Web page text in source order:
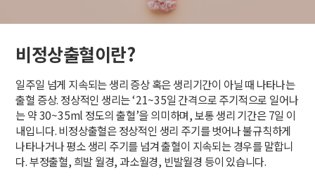
비정상출혈이란?
일주일 넘게 지속되는 생리 증상 혹은 생리기간이 아닐 때 나타나는
출혈 증상. 정상적인 생리는 ‘21~35일 간격으로 주기적으로 일어나
는 약 30~35ml 정도의 출혈’을 의미하며, 보통 생리 기간은 7일 이
내입니다. 비정상출혈은 정상적인 생리 주기를 벗어나 불규칙하게
나타나거나 평소 생리 주기를 넘겨 출혈이 지속되는 경우를 말합니
다. 부정출혈, 희발 월경, 과소월경, 빈발월경 등이 있습니다.